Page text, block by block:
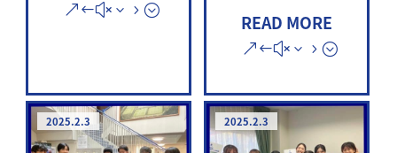
READ MORE
2025.2.3 2025.2.3